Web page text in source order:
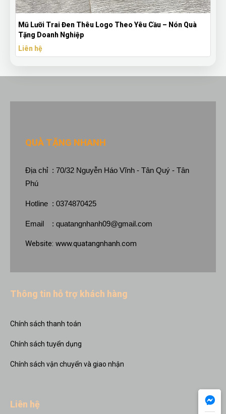
Mũ Lưỡi Trai Đen Thêu Logo Theo Yêu Cầu – Nón Quà
Tặng Doanh Nghiệp
Liên hệ
QUÀ TẶNG NHANH
Địa chỉ : 70/32 Nguyễn Háo Vĩnh - Tân Quý - Tân
Phú
Hotline : 0374870425
Email : quatangnhanh09@gmail.com
Website: www.quatangnhanh.com
Thông tin hỗ trợ khách hàng
Chính sách thanh toán
Chính sách tuyển dụng
Chính sách vận chuyển và giao nhận
Liên hệ